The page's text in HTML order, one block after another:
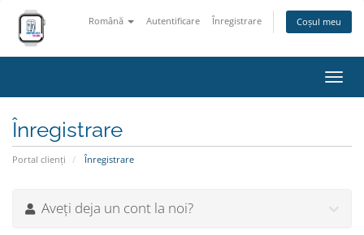
Română Autentificare Înregistrare Coșul meu
Înregistrare
Portal clienți Înregistrare
Aveți deja un cont la noi?